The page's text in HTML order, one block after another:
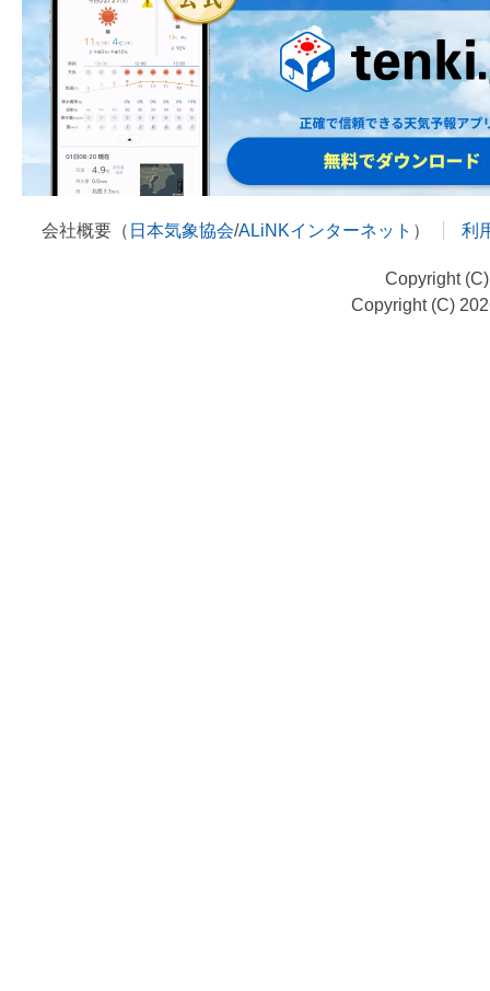
会社概要（ 日本気象協会/ALiNKインターネット ） 利
Copyright
Copyright (C)